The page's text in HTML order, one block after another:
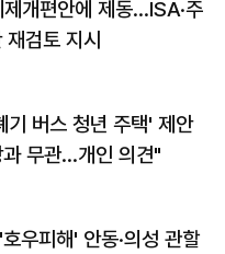
개편안에 제동…ISA·주
검토 지시
버스 청년 주택' 제안
무관…개인 의견"
우피해' 안동·의성 관할